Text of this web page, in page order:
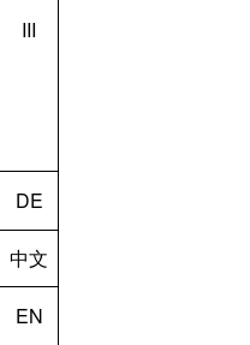
III
DE
中文
EN